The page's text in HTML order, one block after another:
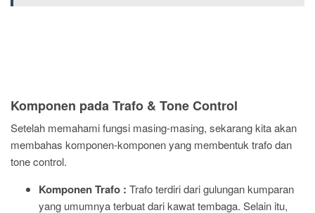
Komponen pada Trafo & Tone Control
Setelah memahami fungsi masing-masing, sekarang kita akan
membahas komponen-komponen yang membentuk trafo dan
tone control.
Komponen Trafo : Trafo terdiri dari gulungan kumparan
yang umumnya terbuat dari kawat tembaga. Selain itu,